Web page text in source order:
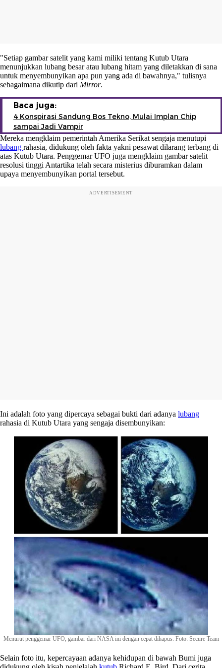
"Setiap gambar satelit yang kami miliki tentang Kutub Utara
menunjukkan lubang besar atau lubang hitam yang diletakkan di sana
untuk menyembunyikan apa pun yang ada di bawahnya," tulisnya
sebagaimana dikutip dari Mirror.
Baca juga:
4 Konspirasi Sandung Bos Tekno, Mulai Implan Chip
sampai Jadi Vampir
Mereka mengklaim pemerintah Amerika Serikat sengaja menutupi
lubang rahasia, didukung oleh fakta yakni pesawat dilarang terbang di
atas Kutub Utara. Penggemar UFO juga mengklaim gambar satelit
resolusi tinggi Antartika telah secara misterius diburamkan dalam
upaya menyembunyikan portal tersebut.
ADVERTISEMENT
Ini adalah foto yang dipercaya sebagai bukti dari adanya lubang
rahasia di Kutub Utara yang sengaja disembunyikan:
Menurut penggemar UFO, gambar dari NASA ini dengan cepat dihapus. Foto: Secure Team
Selain foto itu, kepercayaan adanya kehidupan di bawah Bumi juga